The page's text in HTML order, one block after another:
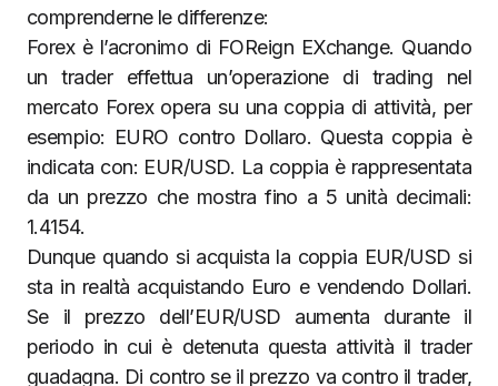
comprenderne le differenze:
Forex è l’acronimo di FOReign EXchange. Quando
un trader effettua un’operazione di trading nel
mercato Forex opera su una coppia di attività, per
esempio: EURO contro Dollaro. Questa coppia è
indicata con: EUR/USD. La coppia è rappresentata
da un prezzo che mostra fino a 5 unità decimali:
1.4154.
Dunque quando si acquista la coppia EUR/USD si
sta in realtà acquistando Euro e vendendo Dollari.
Se il prezzo dell’EUR/USD aumenta durante il
periodo in cui è detenuta questa attività il trader
guadagna. Di contro se il prezzo va contro il trader,